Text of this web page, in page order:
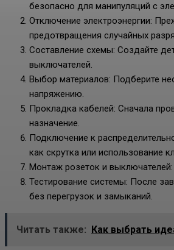
безопасно для манипуляций с
Отключение электроэнергии:
предотвращения случайных
Составление схемы: Создайте
выключателей.
Выбор материалов: Подберите
напряжению.
Прокладка кабелей: Сначала
назначение.
Подключение к
как скрутка или использование
Монтаж розеток и
Тестирование системы: После
без перегрузок и замыканий.
Читать также: Как выбрать